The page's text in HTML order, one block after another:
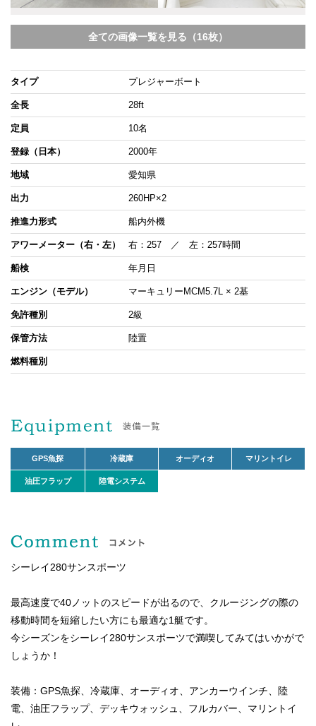
全ての画像一覧を見る（16枚）
タイプ プレジャーボート
全長 28ft
定員 10名
登録（日本） 2000年
地域 愛知県
出力 260HP×2
推進力形式 船内外機
アワーメーター（右・左） 右：257 ／ 左：257時間
船検 年月日
エンジン（モデル） マーキュリーMCM5.7L × 2基
免許種別 2級
保管方法 陸置
燃料種別
GPS魚探 冷蔵庫 オーディオ マリントイレ
油圧フラップ 陸電システム
シーレイ280サンスポーツ
最高速度で40ノットのスピードが出るので、クルージングの際の
移動時間を短縮したい方にも最適な1艇です。
今シーズンをシーレイ280サンスポーツで満喫してみてはいかがで
しょうか！
装備：GPS魚探、冷蔵庫、オーディオ、アンカーウインチ、陸
電、油圧フラップ、デッキウォッシュ、フルカバー、マリントイ